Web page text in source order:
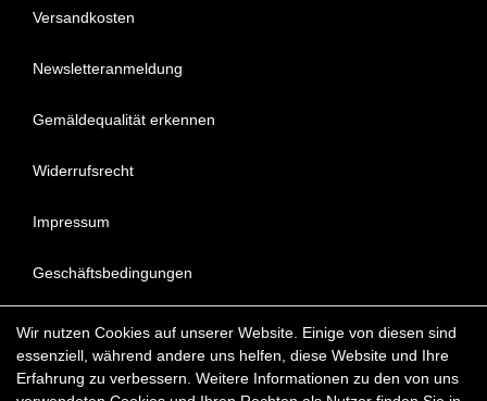
Versandkosten
Newsletteranmeldung
Gemäldequalität erkennen
Widerrufsrecht
Impressum
Geschäftsbedingungen
Datenschutzerklärung
FAQ - Häufig gestellte Fragen
Wir nutzen Cookies auf unserer Website. Einige von diesen sind
essenziell, während andere uns helfen, diese Website und Ihre
Erfahrung zu verbessern. Weitere Informationen zu den von uns